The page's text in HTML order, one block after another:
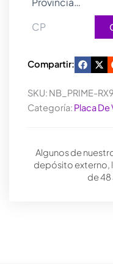
Compartir:
SKU: NB_PRIME-
Categoría: Placa
Algunos de
depósito externo,
de 48